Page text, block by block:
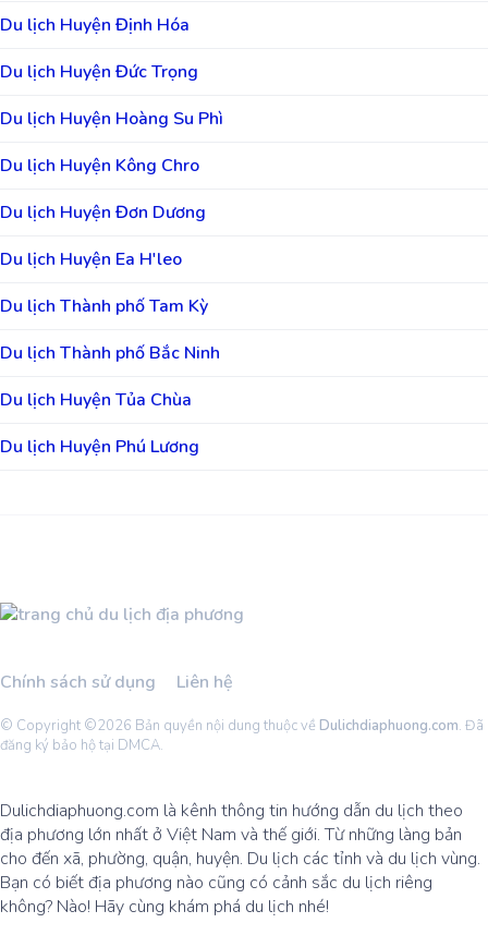
Du lịch Huyện Định Hóa
Du lịch Huyện Đức Trọng
Du lịch Huyện Hoàng Su Phì
Du lịch Huyện Kông Chro
Du lịch Huyện Đơn Dương
Du lịch Huyện Ea H'leo
Du lịch Thành phố Tam Kỳ
Du lịch Thành phố Bắc Ninh
Du lịch Huyện Tủa Chùa
Du lịch Huyện Phú Lương
Chính sách sử dụng Liên hệ
© Copyright ©2026 Bản quyền nội dung thuộc về Dulichdiaphuong.com. Đã
đăng ký bảo hộ tại DMCA.
Dulichdiaphuong.com là kênh thông tin hướng dẫn du lịch theo
địa phương lớn nhất ở Việt Nam và thế giới. Từ những làng bản
cho đến xã, phường, quận, huyện. Du lịch các tỉnh và du lịch vùng.
Bạn có biết địa phương nào cũng có cảnh sắc du lịch riêng
không? Nào! Hãy cùng khám phá du lịch nhé!